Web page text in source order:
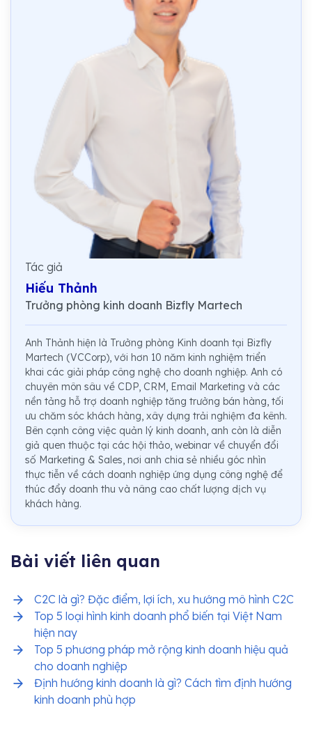
Tác giả
Hiếu Thảnh
Trưởng phòng kinh doanh Bizfly Martech
Anh Thảnh hiện là Trưởng phòng Kinh doanh tại Bizfly
Martech (VCCorp), với hơn 10 năm kinh nghiệm triển
khai các giải pháp công nghệ cho doanh nghiệp. Anh có
chuyên môn sâu về CDP, CRM, Email Marketing và các
nền tảng hỗ trợ doanh nghiệp tăng trưởng bán hàng, tối
ưu chăm sóc khách hàng, xây dựng trải nghiệm đa kênh.
Bên cạnh công việc quản lý kinh doanh, anh còn là diễn
giả quen thuộc tại các hội thảo, webinar về chuyển đổi
số Marketing & Sales, nơi anh chia sẻ nhiều góc nhìn
thực tiễn về cách doanh nghiệp ứng dụng công nghệ để
thúc đẩy doanh thu và nâng cao chất lượng dịch vụ
khách hàng.
Bài viết liên quan
C2C là gì? Đặc điểm, lợi ích, xu hướng mô hình C2C
Top 5 loại hình kinh doanh phổ biến tại Việt Nam
hiện nay
Top 5 phương pháp mở rộng kinh doanh hiệu quả
cho doanh nghiệp
Định hướng kinh doanh là gì? Cách tìm định hướng
kinh doanh phù hợp